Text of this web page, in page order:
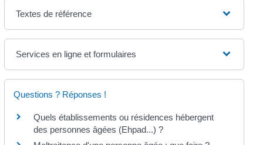
Textes de référence
Services en ligne et formulaires
Questions ? Réponses !
Quels établissements ou résidences hébergent
des personnes âgées (Ehpad...) ?